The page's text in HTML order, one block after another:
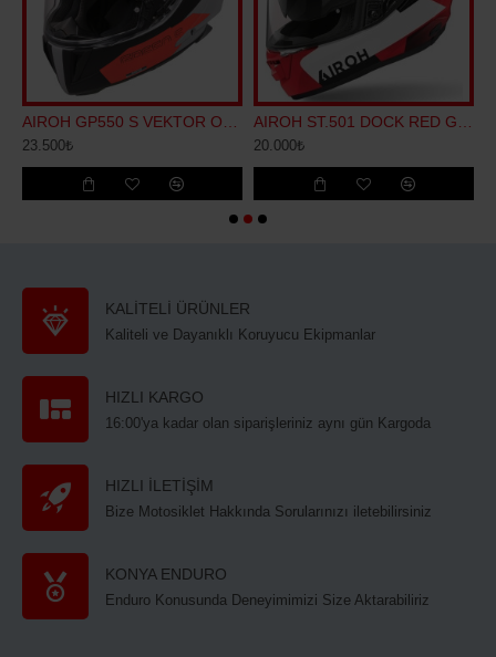
23.500₺ 20.000₺
KALİTELİ ÜRÜNLER
Kaliteli ve Dayanıklı Koruyucu Ekipmanlar
HIZLI KARGO
16:00'ya kadar olan siparişleriniz aynı gün Kargoda
HIZLI İLETİŞİM
Bize Motosiklet Hakkında Sorularınızı iletebilirsiniz
KONYA ENDURO
Enduro Konusunda Deneyimimizi Size Aktarabiliriz